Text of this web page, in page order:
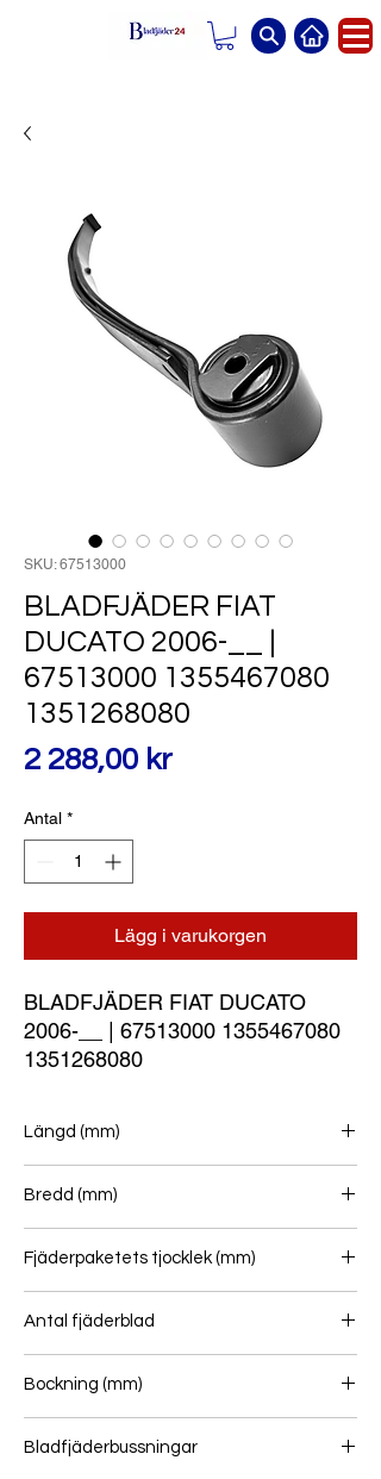
SKU: 67513000
BLADFJÄDER FIAT
DUCATO 2006-__ |
67513000 1355467080
1351268080
2 288,00 krPris
Antal *
Lägg i varukorgen
BLADFJÄDER FIAT DUCATO
2006-__ | 67513000 1355467080
1351268080
Längd (mm)
Bredd (mm)
Fjäderpaketets tjocklek (mm)
Antal fjäderblad
Bockning (mm)
Bladfjäderbussningar